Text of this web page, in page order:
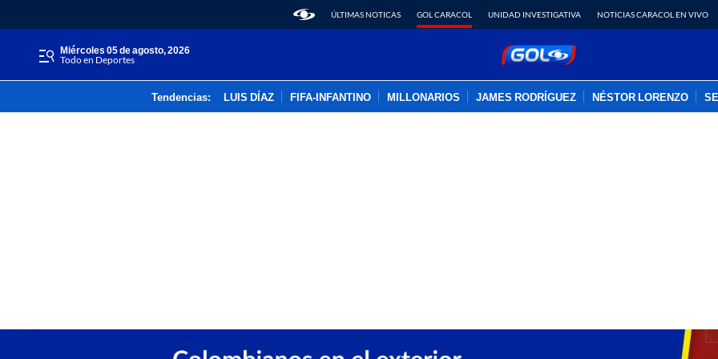
ÚLTIMAS NOTICAS GOL CARACOL UNIDAD INVESTIGATIVA NOTICIAS CARACOL EN VIVO
miércoles 05 de agosto, 2026
Todo en Deportes
Tendencias: LUIS DÍAZ FIFA-INFANTINO MILLONARIOS JAMES RODRÍGUEZ NÉSTOR LORENZO